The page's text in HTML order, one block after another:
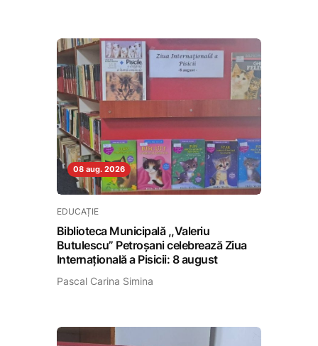
08 aug. 2026
EDUCAȚIE
Biblioteca Municipală ,,Valeriu
Butulescu” Petroșani celebrează Ziua
Internațională a Pisicii: 8 august
Pascal Carina Simina